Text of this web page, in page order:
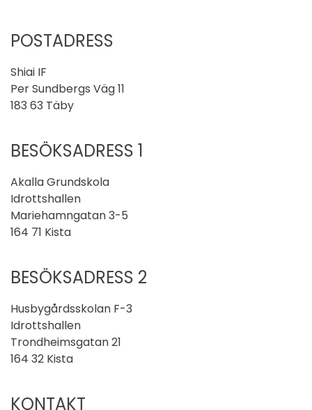
POSTADRESS
Shiai IF
Per Sundbergs Väg 11
183 63 Täby
BESÖKSADRESS 1
Akalla Grundskola
Idrottshallen
Mariehamngatan 3-5
164 71 Kista
BESÖKSADRESS 2
Husbygårdsskolan F-3
Idrottshallen
Trondheimsgatan 21
164 32 Kista
KONTAKT